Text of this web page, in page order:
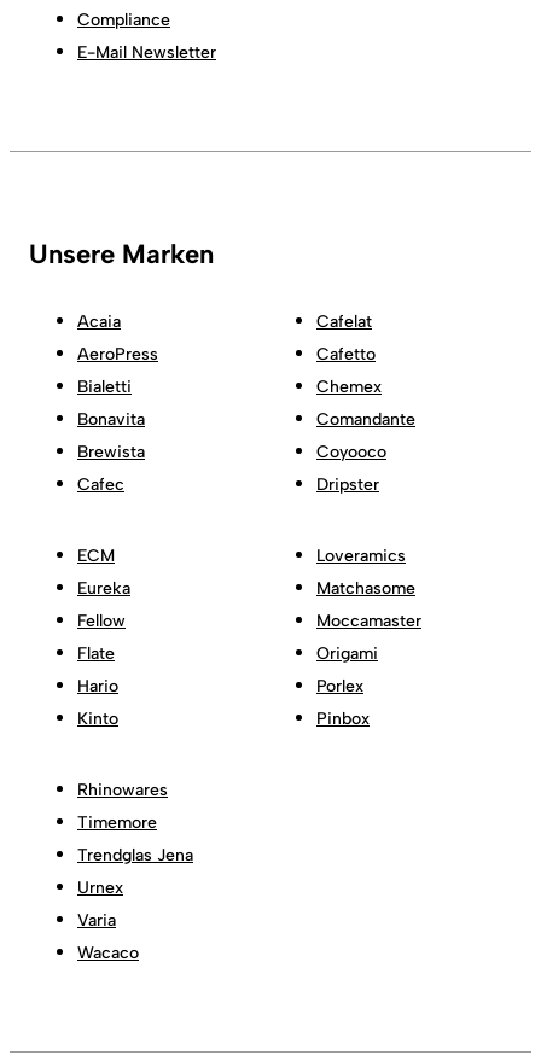
Compliance
E-Mail Newsletter
Unsere Marken
Acaia
AeroPress
Bialetti
Bonavita
Brewista
Cafec
Cafelat
Cafetto
Chemex
Comandante
Coyooco
Dripster
ECM
Eureka
Fellow
Flate
Hario
Kinto
Loveramics
Matchasome
Moccamaster
Origami
Porlex
Pinbox
Rhinowares
Timemore
Trendglas Jena
Urnex
Varia
Wacaco